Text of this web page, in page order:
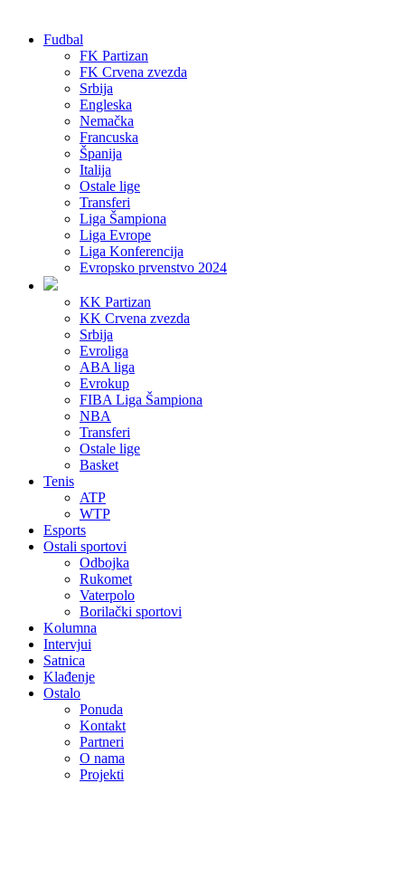
Fudbal
FK Partizan
FK Crvena zvezda
Srbija
Engleska
Nemačka
Francuska
Španija
Italija
Ostale lige
Transferi
Liga Šampiona
Liga Evrope
Liga Konferencija
Evropsko prvenstvo 2024
KK Partizan
KK Crvena zvezda
Srbija
Evroliga
ABA liga
Evrokup
FIBA Liga Šampiona
NBA
Transferi
Ostale lige
Basket
Tenis
ATP
WTP
Esports
Ostali sportovi
Odbojka
Rukomet
Vaterpolo
Borilački sportovi
Kolumna
Intervjui
Satnica
Klađenje
Ostalo
Ponuda
Kontakt
Partneri
O nama
Projekti